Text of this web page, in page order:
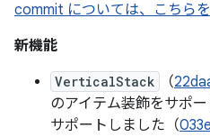
commit については、こちら
新機能
VerticalStack （
のアイテム装飾をサポ
サポートしました（